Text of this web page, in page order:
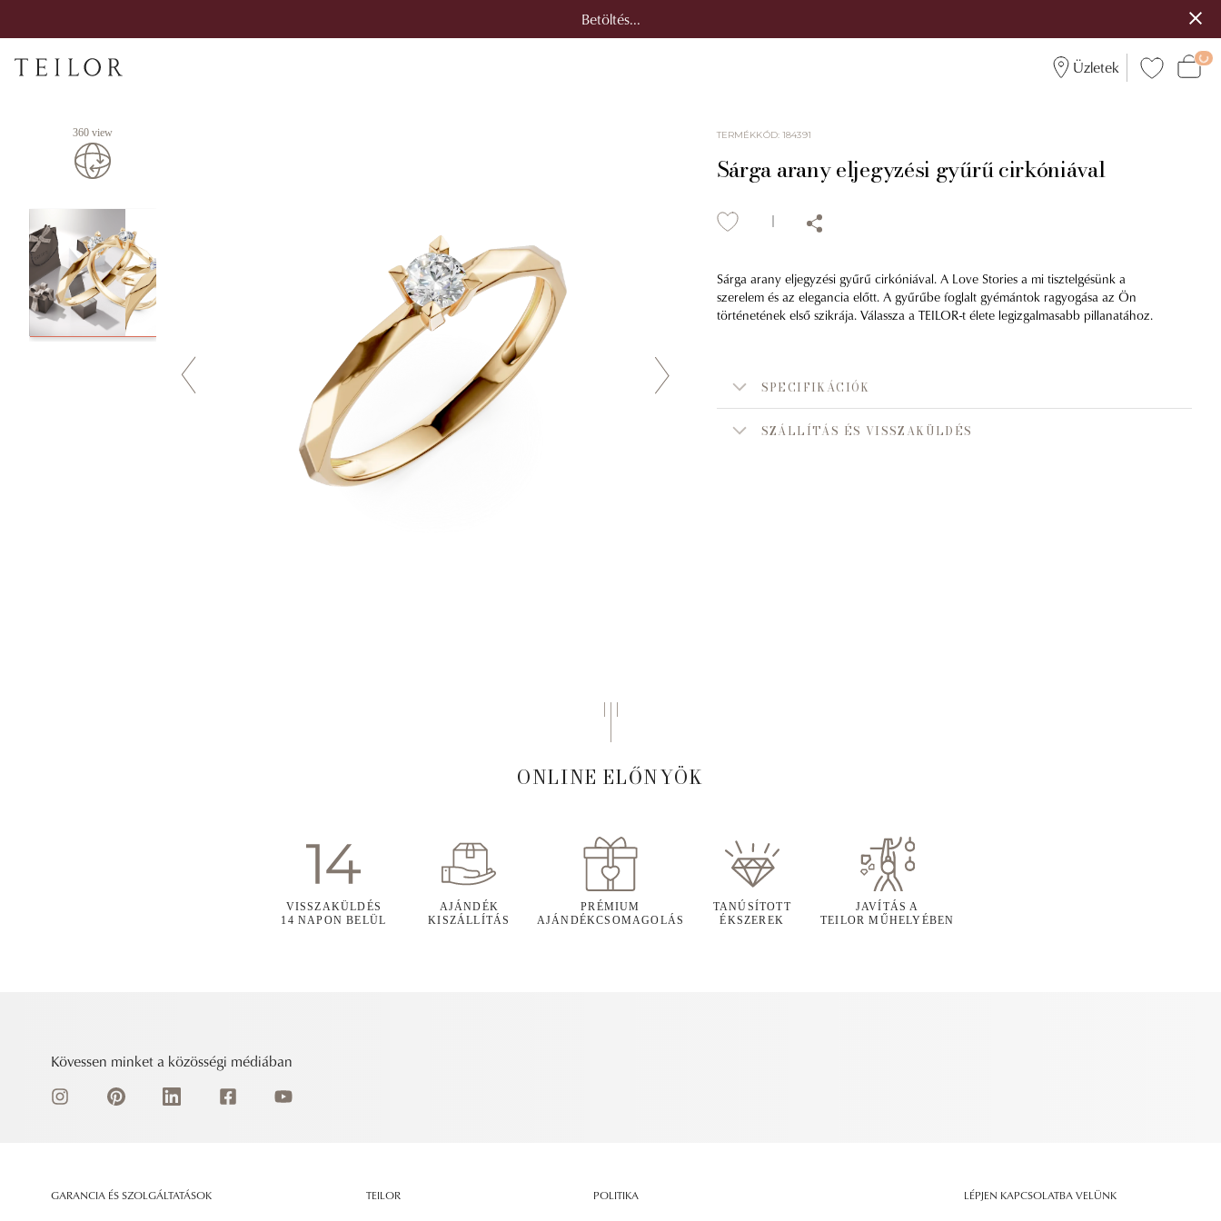
Betöltés...
Üzletek
360 view TERMÉKKÓD:184391
Sárga arany eljegyzési gyűrű cirkóniával
Sárga arany eljegyzési gyűrű cirkóniával. A Love Stories a mi tisztelgésünk a
szerelem és az elegancia előtt. A gyűrűbe foglalt gyémántok ragyogása az Ön
történetének első szikrája. Válassza a TEILOR-t élete legizgalmasabb pillanatához.
SPECIFIKÁCIÓK
SZÁLLÍTÁS ÉS VISSZAKÜLDÉS
ONLINE ELŐNYÖK
VISSZAKÜLDÉS
14 NAPON BELÜL
AJÁNDÉK
KISZÁLLÍTÁS
PRÉMIUM
AJÁNDÉKCSOMAGOLÁS
TANÚSÍTOTT
ÉKSZEREK
JAVÍTÁS A
TEILOR MŰHELYÉBEN
Kövessen minket a közösségi médiában
GARANCIA ÉS SZOLGÁLTATÁSOK TEILOR POLITIKA LÉPJEN KAPCSOLATBA VELÜNK